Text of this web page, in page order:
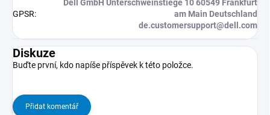
GPSR:
Dell GmbH Unterschweinstiege 10 60549 Frankfurt
am Main Deutschland
de.customersupport@dell.com
Diskuze
Buďte první, kdo napíše příspěvek k této položce.
Přidat komentář